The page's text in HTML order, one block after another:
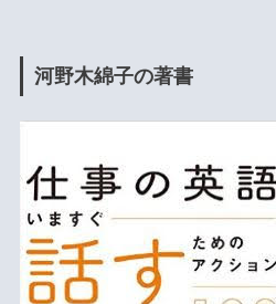
河野木綿子の著書